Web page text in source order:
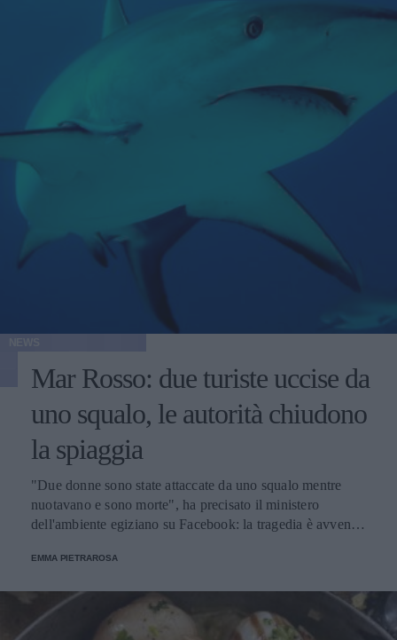
Mar Rosso: due turiste uccise da
uno squalo, le autorità chiudono
la spiaggia
"Due donne sono state attaccate da uno squalo mentre
nuotavano e sono morte", ha precisato il ministero
dell'ambiente egiziano su Facebook: la tragedia è avvenuta
località fortemente turistica.
EMMA PIETRAROSA